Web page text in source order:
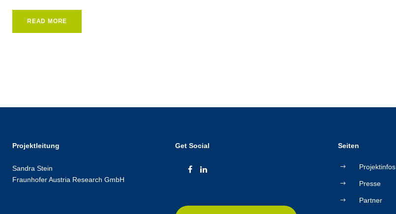
READ MORE
Projektleitung
Sandra Stein
Fraunhofer Austria Research GmbH
Get Social Seiten
Projektinfos
Presse
Partner